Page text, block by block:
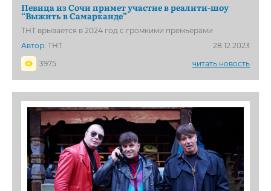
Певица из Сочи примет участие в реалити-шоу
“Выжить в Самарканде”
ТНТ врывается в 2024 год с громкими премьерами
Автор: ТНТ
28.12.2023
3975
читать новость